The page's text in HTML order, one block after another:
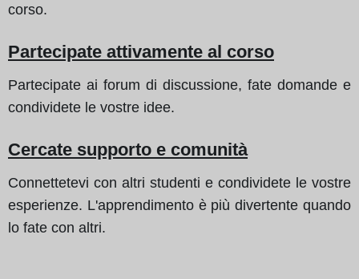
corso.
Partecipate attivamente al corso
Partecipate ai forum di discussione, fate domande e
condividete le vostre idee.
Cercate supporto e comunità
Connettetevi con altri studenti e condividete le vostre
esperienze. L'apprendimento è più divertente quando
lo fate con altri.